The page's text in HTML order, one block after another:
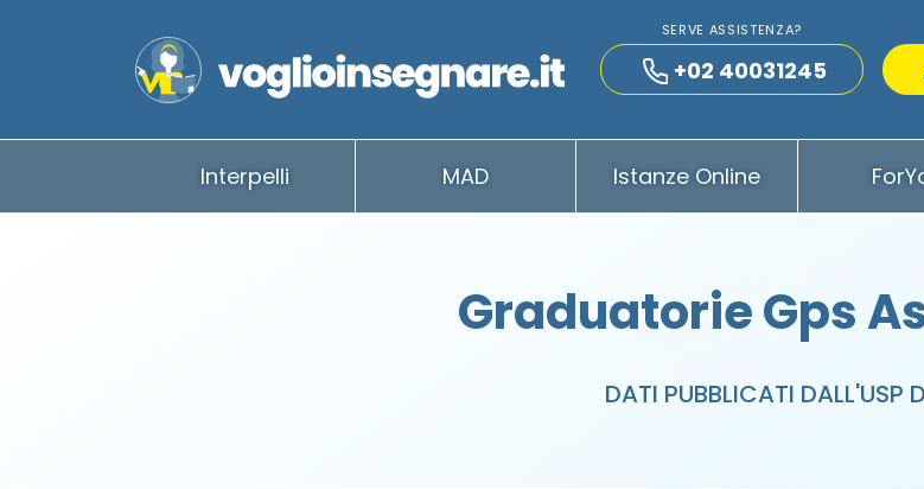
SERVE ASSISTENZA?
+02 40031245
Interpelli MAD Istanze Online
Graduatorie Gps
DATI PUBBLICATI DALL'USP